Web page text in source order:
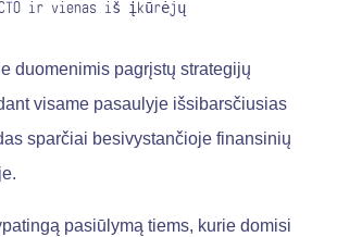
ir vienas iš įkūrėjų
duomenimis pagrįstų strategijų
visame pasaulyje išsibarsčiusias
sparčiai besivystančioje finansinių
pasiūlymą tiems, kurie domisi